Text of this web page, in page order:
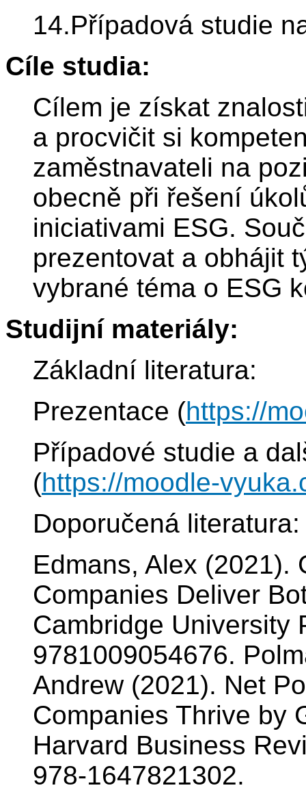
14.Případová studie
Cíle studia:
Cílem je získat
a procvičit si
zaměstnavateli na
obecně při řešení
iniciativami ESG.
prezentovat a obhájit
vybrané téma o ESG
Studijní materiály:
Základní literatura:
Prezentace (https://
Případové studie a
(https://moodle-
Doporučená literatura:
Edmans, Alex (2021).
Companies Deliver
Cambridge University
9781009054676.
Andrew (2021). Net
Companies Thrive by
Harvard Business
978-1647821302.